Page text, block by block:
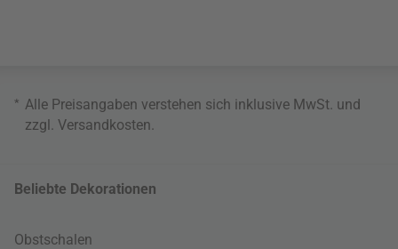
* Alle Preisangaben verstehen sich inklusive MwSt. und
zzgl. Versandkosten
Beliebte Dekorationen
Obstschalen